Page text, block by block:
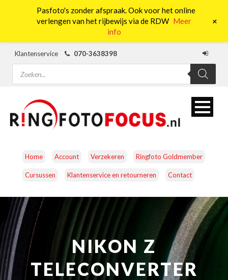
Klantenservice
070-3638398
Producten
zoeken
Home Account Verzekeren Ringfoto Goldmember
Cursussen Klantenservice en retourneren Contact
CAMERA’S OBJECTIEVEN ACCESSOIRES
NATUUROBSERVATIE MEDIA EN ENERGIE
STUDIOFOTOGRAFIE OCCASIONS
NIKON Z
TELECONVERTER
Pasfoto's zonder afspraak. Ook voor het online
verlengen van het rijbewijs via de RDW Meer
info
+